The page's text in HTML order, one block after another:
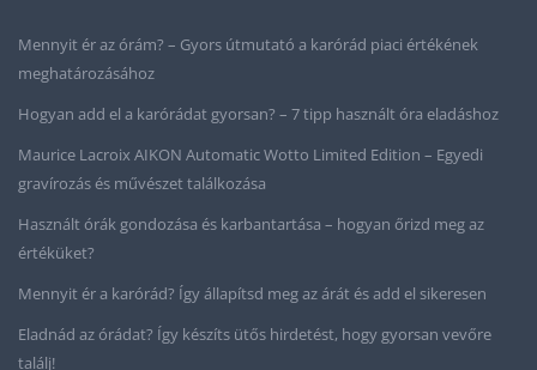
Mennyit ér az órám? – Gyors útmutató a karórád piaci értékének
meghatározásához
Hogyan add el a karórádat gyorsan? – 7 tipp használt óra eladáshoz
Maurice Lacroix AIKON Automatic Wotto Limited Edition – Egyedi
gravírozás és művészet találkozása
Használt órák gondozása és karbantartása – hogyan őrizd meg az
értéküket?
Mennyit ér a karórád? Így állapítsd meg az árát és add el sikeresen
Eladnád az órádat? Így készíts ütős hirdetést, hogy gyorsan vevőre
találj!